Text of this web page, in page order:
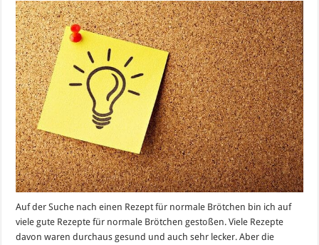
Frühstücksbrötchen
–
In
einer
Stunde!
Auf der Suche nach einen Rezept für normale Brötchen bin ich auf
viele gute Rezepte für normale Brötchen gestoßen. Viele Rezepte
davon waren durchaus gesund und auch sehr lecker. Aber die